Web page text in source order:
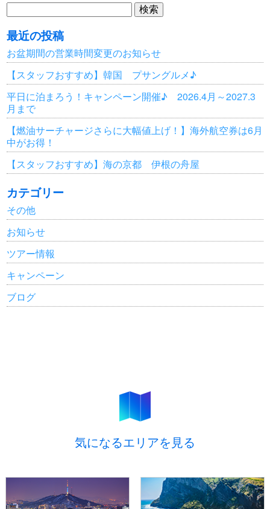
検
索:
最近の投稿
お盆期間の営業時間変更のお知らせ
【スタッフおすすめ】韓国 プサングルメ♪
平日に泊まろう！キャンペーン開催♪ 2026.4月～2027.3
月まで
【燃油サーチャージさらに大幅値上げ！】海外航空券は6月
中がお得！
【スタッフおすすめ】海の京都 伊根の舟屋
カテゴリー
その他
お知らせ
ツアー情報
キャンペーン
ブログ
気になるエリアを見る